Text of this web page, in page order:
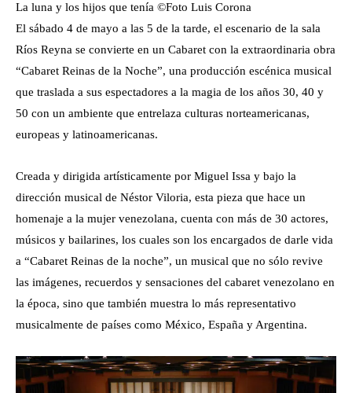
La luna y los hijos que tenía ©Foto Luis Corona
El sábado 4 de mayo a las 5 de la tarde, el escenario de la sala
Ríos Reyna se convierte en un Cabaret con la extraordinaria obra
“Cabaret Reinas de la Noche”, una producción escénica musical
que traslada a sus espectadores a la magia de los años 30, 40 y
50 con un ambiente que entrelaza culturas norteamericanas,
europeas y latinoamericanas.
Creada y dirigida artísticamente por Miguel Issa y bajo la
dirección musical de Néstor Viloria, esta pieza que hace un
homenaje a la mujer venezolana, cuenta con más de 30 actores,
músicos y bailarines, los cuales son los encargados de darle vida
a “Cabaret Reinas de la noche”, un musical que no sólo revive
las imágenes, recuerdos y sensaciones del cabaret venezolano en
la época, sino que también muestra lo más representativo
musicalmente de países como México, España y Argentina.